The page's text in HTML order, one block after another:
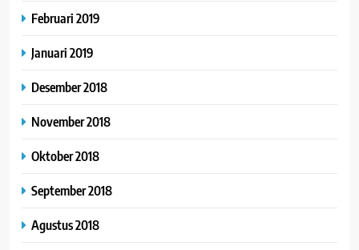
Februari 2019
Januari 2019
Desember 2018
November 2018
Oktober 2018
September 2018
Agustus 2018